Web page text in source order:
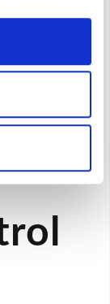
táctiles
o energy
preparada
con
RTU.